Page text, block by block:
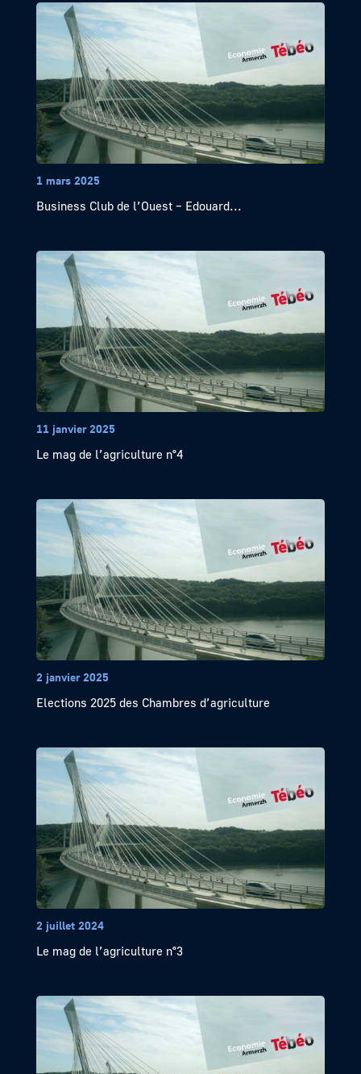
1 mars 2025
Business Club de l’Ouest – Edouard...
11 janvier 2025
Le mag de l’agriculture n°4
2 janvier 2025
Elections 2025 des Chambres d’agriculture
2 juillet 2024
Le mag de l’agriculture n°3